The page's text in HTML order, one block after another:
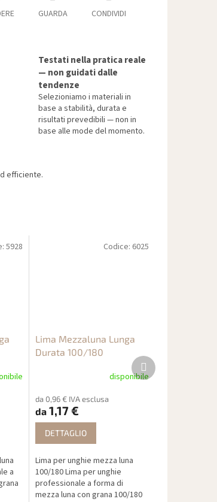
GUARDA CONDIVIDI
Testati nella pratica reale
— non guidati dalle
tendenze
Selezioniamo i materiali in
base a stabilità, durata e
risultati prevedibili — non in
base alle mode del momento.
efficiente.
a
5928
Lima Mezzaluna Lunga
Durata 100/180
disponibile
da 0,96 € IVA esclusa
da 1,17 €
DETTAGLIO
Lima per unghie mezza luna
100/180 Lima per unghie
professionale a forma di
mezza luna con grana 100/180
Codice: 6025
Prodotto
successivo